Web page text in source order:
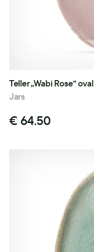
Teller „Wabi Rose“ oval
Jars
€ 64.50